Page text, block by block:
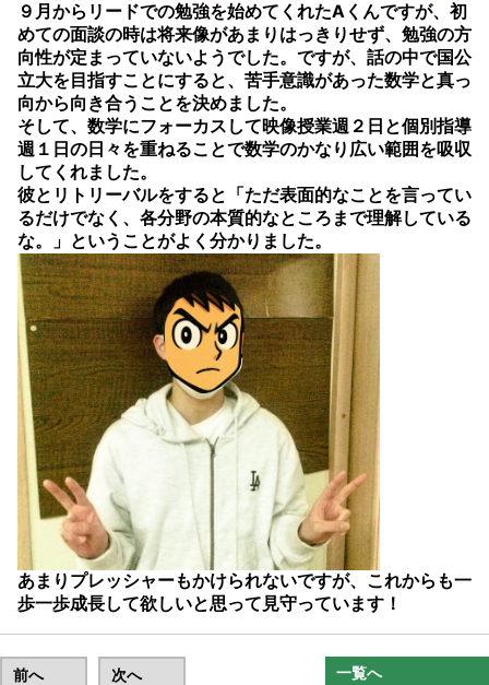
９月からリードでの勉強を始めてくれたAくんですが、初
めての面談の時は将来像があまりはっきりせず、勉強の方
向性が定まっていないようでした。ですが、話の中で国公
立大を目指すことにすると、苦手意識があった数学と真っ
向から向き合うことを決めました。
そして、数学にフォーカスして映像授業週２日と個別指導
週１日の日々を重ねることで数学のかなり広い範囲を吸収
してくれました。
彼とリトリーバルをすると「ただ表面的なことを言ってい
るだけでなく、各分野の本質的なところまで理解している
な。」ということがよく分かりました。
あまりプレッシャーもかけられないですが、これからも一
歩一歩成長して欲しいと思って見守っています！
前へ 次へ 一覧へ